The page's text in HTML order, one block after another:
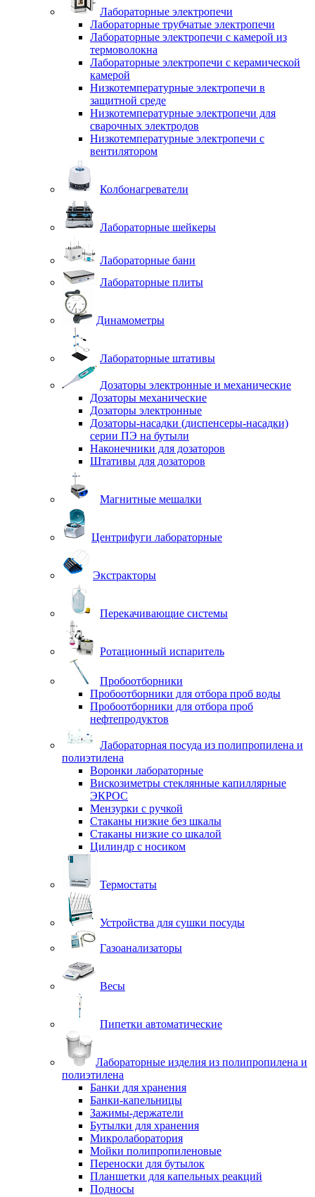
Лабораторные электропечи
Лабораторные трубчатые электропечи
Лабораторные электропечи с камерой из
термоволокна
Лабораторные электропечи с керамической
камерой
Низкотемпературные электропечи в
защитной среде
Низкотемпературные электропечи для
cварочных электродов
Низкотемпературные электропечи с
вентилятором
Колбонагреватели
Лабораторные шейкеры
Лабораторные бани
Лабораторные плиты
Динамометры
Лабораторные штативы
Дозаторы электронные и механические
Дозаторы механические
Дозаторы электронные
Дозаторы-насадки (диспенсеры-насадки)
серии ПЭ на бутыли
Наконечники для дозаторов
Штативы для дозаторов
Магнитные мешалки
Центрифуги лабораторные
Экстракторы
Перекачивающие системы
Ротационный испаритель
Пробоотборники
Пробоотборники для отбора проб воды
Пробоотборники для отбора проб
нефтепродуктов
Лабораторная посуда из полипропилена и
полиэтилена
Воронки лабораторные
Вискозиметры стеклянные капиллярные
ЭКРОС
Мензурки с ручкой
Стаканы низкие без шкалы
Стаканы низкие со шкалой
Цилиндр с носиком
Термостаты
Устройства для сушки посуды
Газоанализаторы
Весы
Пипетки автоматические
Лабораторные изделия из полипропилена и
полиэтилена
Банки для хранения
Банки-капельницы
Зажимы-держатели
Бутылки для хранения
Микролаборатория
Мойки полипропиленовые
Переноски для бутылок
Планшетки для капельных реакций
Подносы